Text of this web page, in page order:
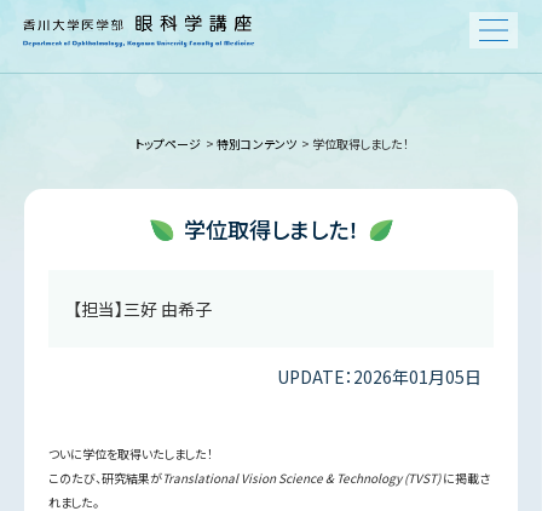
トップページ > 特別コンテンツ> 学位取得しました！
学位取得しました！
【担当】三好 由希子
UPDATE：2026年01月05日
ついに学位を取得いたしました！
このたび、研究結果がTranslational Vision Science & Technology (TVST)に掲載さ
れました。